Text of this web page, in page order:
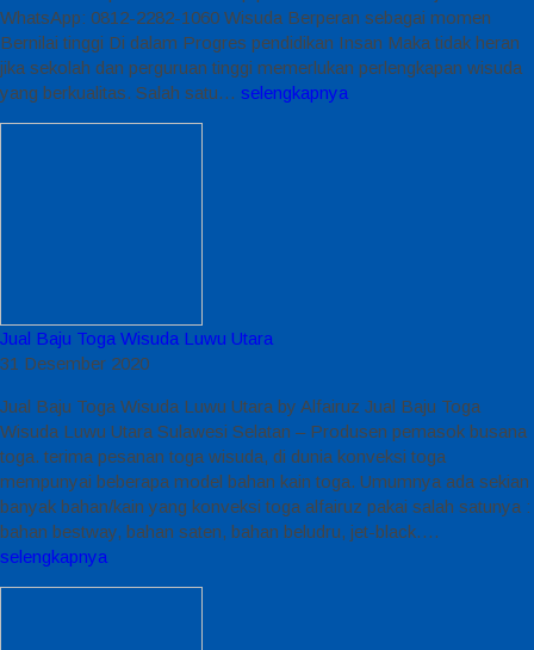
WhatsApp: 0812-2282-1060 Wisuda Berperan sebagai momen
Bernilai tinggi Di dalam Progres pendidikan Insan Maka tidak heran
jika sekolah dan perguruan tinggi memerlukan perlengkapan wisuda
yang berkualitas. Salah satu… selengkapnya
Jual Baju Toga Wisuda Luwu Utara
31 Desember 2020
Jual Baju Toga Wisuda Luwu Utara by Alfairuz Jual Baju Toga
Wisuda Luwu Utara Sulawesi Selatan – Produsen pemasok busana
toga. terima pesanan toga wisuda, di dunia konveksi toga
mempunyai beberapa model bahan kain toga. Umumnya ada sekian
banyak bahan/kain yang konveksi toga alfairuz pakai salah satunya :
bahan bestway, bahan saten, bahan beludru, jet-black….
selengkapnya